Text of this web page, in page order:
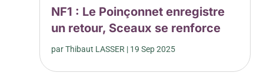
NF1 : Le Poinçonnet enregistre
un retour, Sceaux se renforce
parThibaut LASSER | 19 Sep 2025